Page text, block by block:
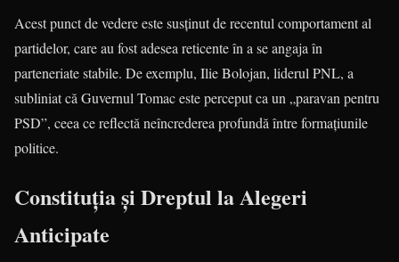
Acest punct de vedere este susținut de recentul comportament al
partidelor, care au fost adesea reticente în a se angaja în
parteneriate stabile. De exemplu, Ilie Bolojan, liderul PNL, a
subliniat că Guvernul Tomac este perceput ca un „paravan pentru
PSD”, ceea ce reflectă neîncrederea profundă între formațiunile
politice.
Constituția și Dreptul la Alegeri
Anticipate